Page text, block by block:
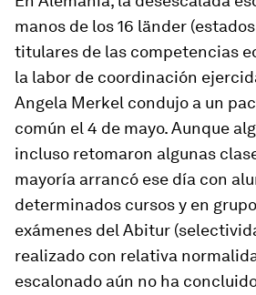
manos de los 16 länder
titulares de las competencias
la labor de coordinación
Angela Merkel condujo a un
común el 4 de mayo. Aunque
incluso retomaron algunas
mayoría arrancó ese día con
determinados cursos y en
exámenes del Abitur
realizado con relativa
escalonado aún no ha